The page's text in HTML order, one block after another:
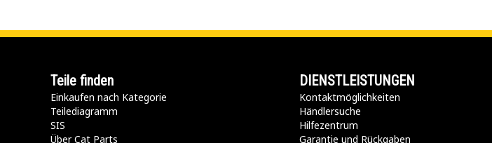
Teile finden
Einkaufen nach Kategorie
Teilediagramm
SIS
Über Cat Parts
DIENSTLEISTUNGEN
Kontaktmöglichkeiten​
Händlersuche
Hilfezentrum
Garantie und Rückgaben